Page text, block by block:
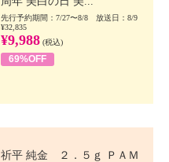
先行予約期間：7/27〜8/8 放送日：8/9
¥32,835
¥9,988 (税込)
69%OFF
祈平 純金 ２．５ｇ ＰＡＭ